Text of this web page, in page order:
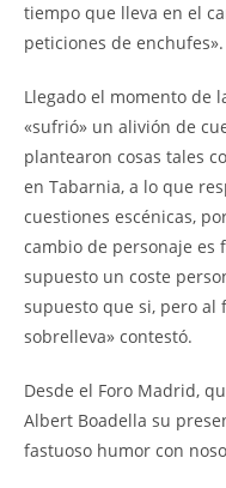
tiempo que lleva en el
peticiones de enchufes».
Llegado el momento de
«sufrió» un alivión de
plantearon cosas tales
en Tabarnia, a lo que
cuestiones escénicas,
cambio de personaje es
supuesto un coste
supuesto que si, pero al
sobrelleva» contestó.
Desde el Foro Madrid,
Albert Boadella su
fastuoso humor con